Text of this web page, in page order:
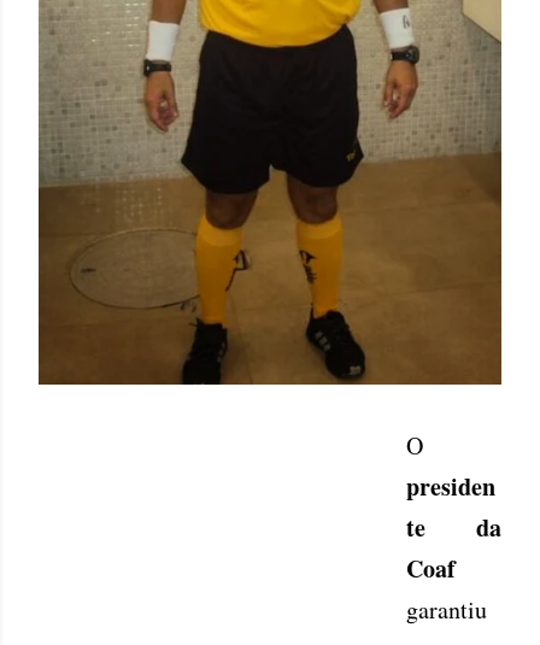
O
presiden
te da
Coaf
garantiu